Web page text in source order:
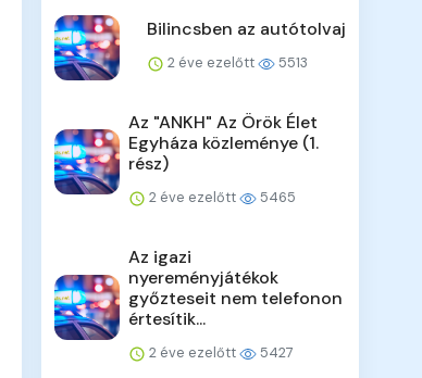
Bilincsben az autótolvaj
2 éve ezelőtt 5513
Az "ANKH" Az Örök Élet
Egyháza közleménye (1.
rész)
2 éve ezelőtt 5465
Az igazi
nyereményjátékok
győzteseit nem telefonon
értesítik...
2 éve ezelőtt 5427